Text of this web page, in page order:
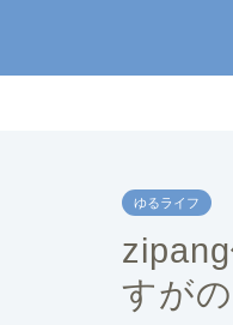
ゆるライフ
すが